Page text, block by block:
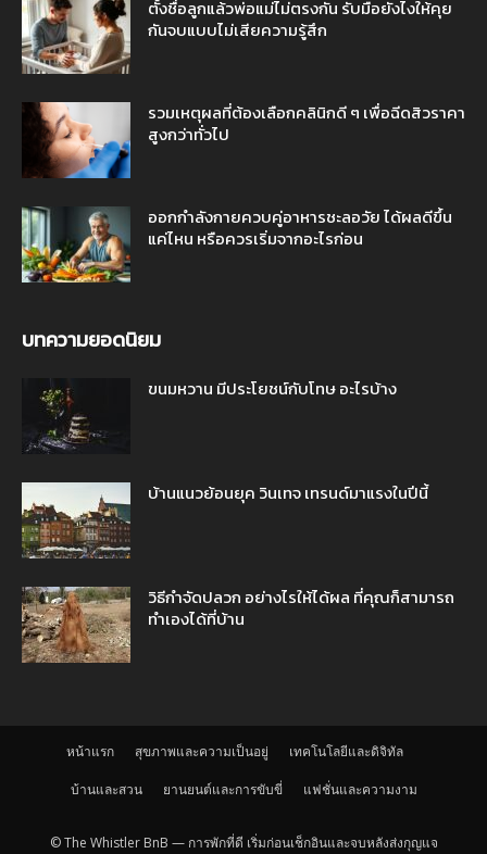
ตั้งชื่อลูกแล้วพ่อแม่ไม่ตรงกัน รับมือยังไงให้คุย
กันจบแบบไม่เสียความรู้สึก
รวมเหตุผลที่ต้องเลือกคลินิกดี ๆ เพื่อฉีดสิวราคา
สูงกว่าทั่วไป
ออกกำลังกายควบคู่อาหารชะลอวัย ได้ผลดีขึ้น
แค่ไหน หรือควรเริ่มจากอะไรก่อน
บทความยอดนิยม
ขนมหวาน มีประโยชน์กับโทษ อะไรบ้าง
บ้านแนวย้อนยุค วินเทจ เทรนด์มาแรงในปีนี้
วิธีกำจัดปลวก อย่างไรให้ได้ผล ที่คุณก็สามารถ
ทำเองได้ที่บ้าน
หน้าแรก สุขภาพและความเป็นอยู่ เทคโนโลยีและดิจิทัล
บ้านและสวน ยานยนต์และการขับขี่ แฟชั่นและความงาม
© The Whistler BnB — การพักที่ดี เริ่มก่อนเช็กอินและจบหลังส่งกุญแจ